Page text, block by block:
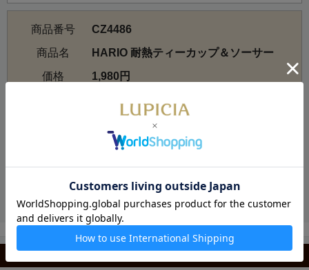
商品番号
CZ4486
商品名
HARIO 耐熱ティーカップ＆ソーサー
価格
1,980円
お電話でのご注文・お問い合わせ